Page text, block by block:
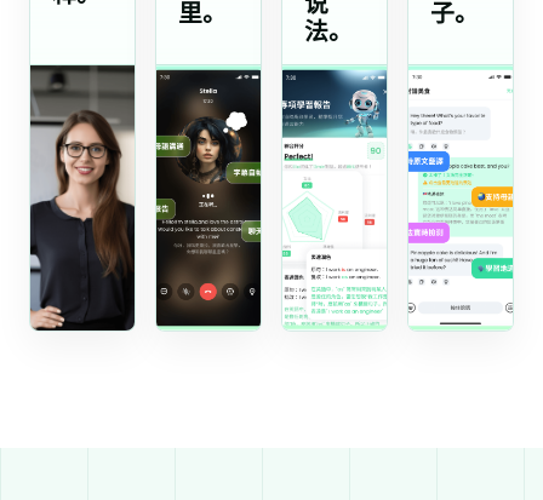
里。
法。
子。